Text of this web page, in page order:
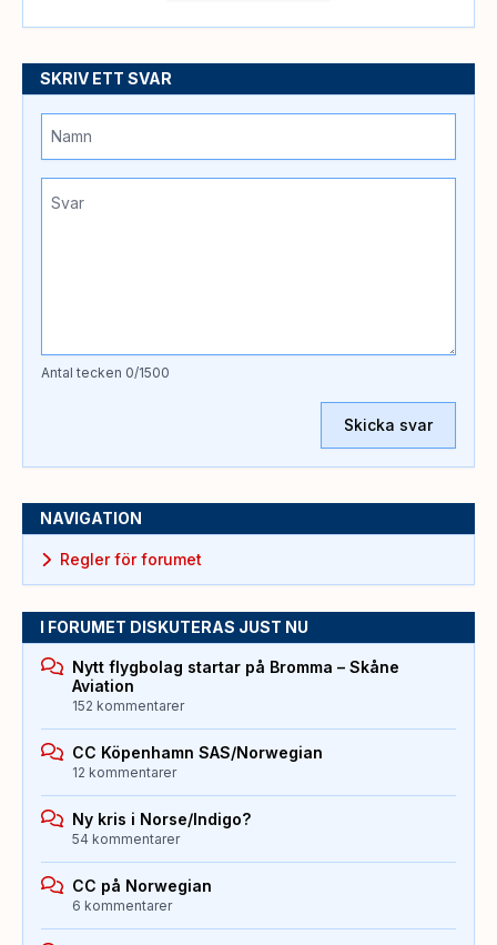
SKRIV ETT SVAR
Antal tecken 0/1500
Skicka svar
NAVIGATION
Regler för forumet
I FORUMET DISKUTERAS JUST NU
Nytt flygbolag startar på Bromma – Skåne
Aviation
152 kommentarer
CC Köpenhamn SAS/Norwegian
12 kommentarer
Ny kris i Norse/Indigo?
54 kommentarer
CC på Norwegian
6 kommentarer